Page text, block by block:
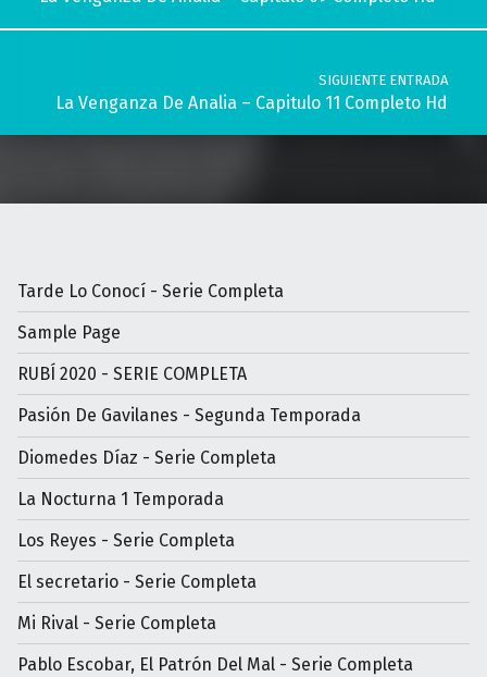
SIGUIENTE ENTRADA
La Venganza De Analia – Capitulo 11 Completo Hd
Tarde Lo Conocí - Serie Completa
Sample Page
RUBÍ 2020 - SERIE COMPLETA
Pasión De Gavilanes - Segunda Temporada
Diomedes Díaz - Serie Completa
La Nocturna 1 Temporada
Los Reyes - Serie Completa
El secretario - Serie Completa
Mi Rival - Serie Completa
Pablo Escobar, El Patrón Del Mal - Serie Completa